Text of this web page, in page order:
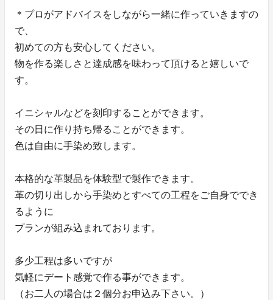
＊プロがアドバイスをしながら一緒に作っていきますの
で、
初めての方も安心してください。
物を作る楽しさと達成感を味わって頂けると嬉しいで
す。
イニシャルなどを刻印することができます。
その日に作り持ち帰ることができます。
色は自由に手染め致します。
本格的な革製品を体験型で製作できます。
革の切り出しから手染めとすべての工程をご自身ででき
るように
プランが組み込まれております。
多少工程は多いですが
気軽にデート感覚で作る事ができます。
（お二人の場合は２個分お申込み下さい。）